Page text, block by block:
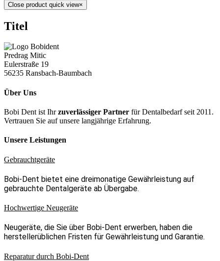
Close product quick view×
Titel
Predrag Mitic
Eulerstraße 19
56235 Ransbach-Baumbach
Über Uns
Bobi Dent ist Ihrzuverlässiger Partner für Dentalbedarf seit 2011.
Vertrauen Sie auf unsere langjährige Erfahrung.
Unsere Leistungen
Gebrauchtgeräte
Bobi-Dent bietet eine dreimonatige Gewährleistung auf
gebrauchte Dentalgeräte ab Übergabe.
Hochwertige Neugeräte
Neugeräte, die Sie über Bobi-Dent erwerben, haben die
herstellerüblichen Fristen für Gewährleistung und Garantie.
Reparatur durch Bobi-Dent